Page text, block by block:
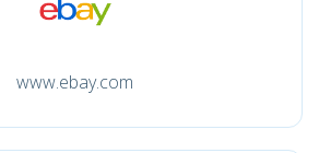
www.ebay.com